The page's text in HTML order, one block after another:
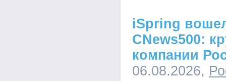
iSpring
CNews500:
компании
06.08.2026,